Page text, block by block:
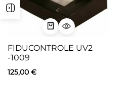
FIDUCONTROLE UV2
-1009
125,00 €